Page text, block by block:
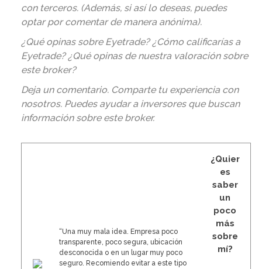
con terceros. (Además, si así lo deseas, puedes
optar por comentar de manera anónima).
¿Qué opinas sobre Eyetrade? ¿Cómo calificarías a
Eyetrade? ¿Qué opinas de nuestra valoración sobre
este broker?
Deja un comentario. Comparte tu experiencia con
nosotros. Puedes ayudar a inversores que buscan
información sobre este broker.
“Una muy mala idea. Empresa poco
transparente, poco segura, ubicación
desconocida o en un lugar muy poco
seguro. Recomiendo evitar a este tipo
¿Quier
es
saber
un
poco
más
sobre
mí?